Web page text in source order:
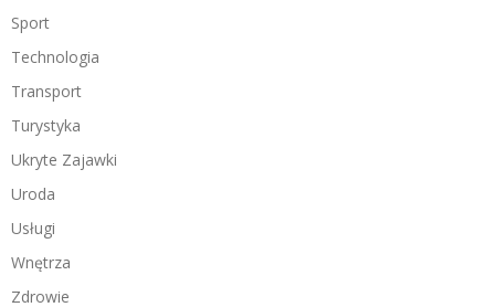
Sport
Technologia
Transport
Turystyka
Ukryte Zajawki
Uroda
Usługi
Wnętrza
Zdrowie